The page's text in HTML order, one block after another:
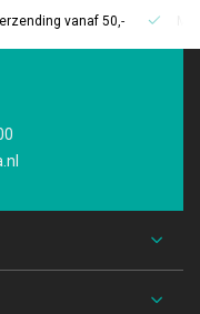
vanaf 50,-